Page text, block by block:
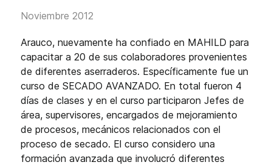
Noviembre 2012
Arauco, nuevamente ha confiado en MAHILD para
capacitar a 20 de sus colaboradores provenientes
de diferentes aserraderos. Específicamente fue un
curso de SECADO AVANZADO. En total fueron 4
días de clases y en el curso participaron Jefes de
área, supervisores, encargados de mejoramiento
de procesos, mecánicos relacionados con el
proceso de secado. El curso considero una
formación avanzada que involucró diferentes